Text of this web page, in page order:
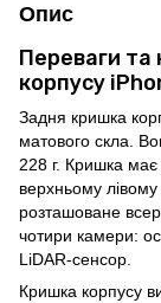
Опис
Переваги та
корпусу
Задня кришка
матового скла.
228 г. Кришка
верхньому
розташоване
чотири камери:
LiDAR-сенсор.
Кришка корпусу